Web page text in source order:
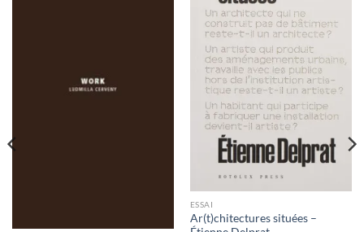
ESSAI
Ar(t)chitectures situées –